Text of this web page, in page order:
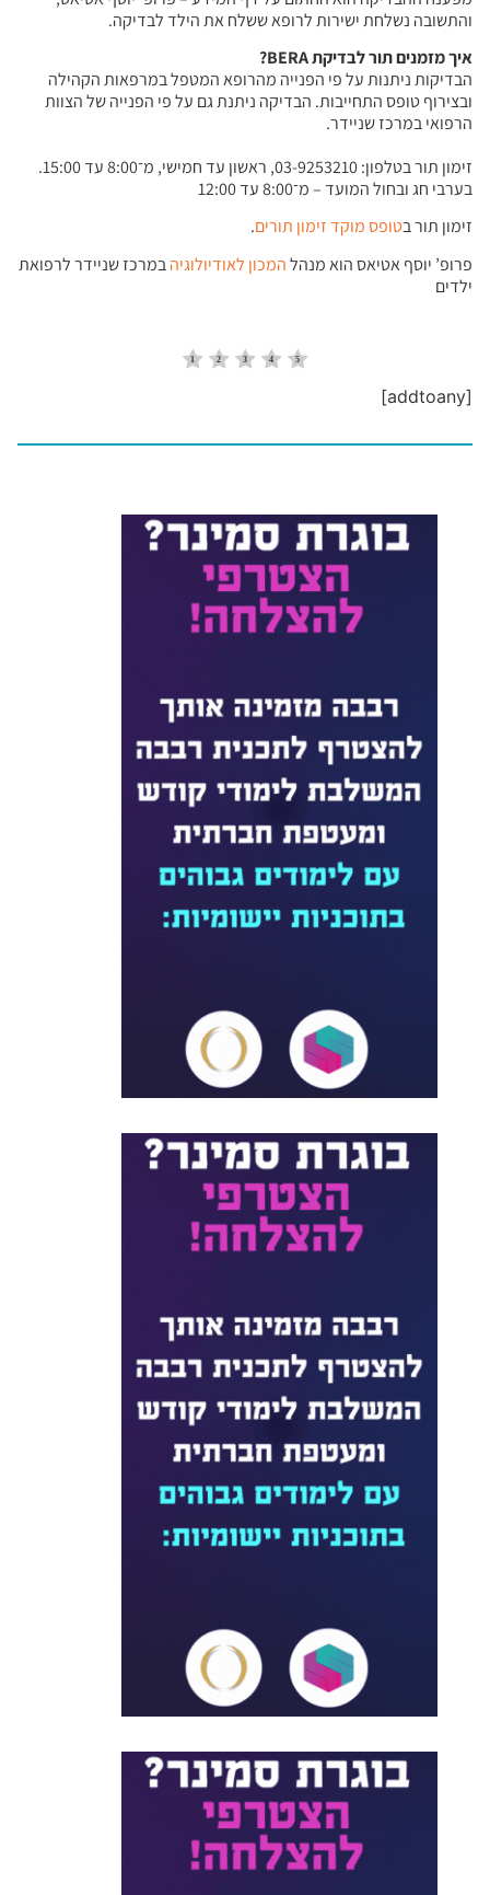
והתשובה נשלחת ישירות לרופא ששלח את הילד לבדיקה.
איך מזמנים תור לבדיקתBERA
?
הבדיקות ניתנות על פי הפנייה מהרופא המטפל במרפאות הקהילה
ובצירוף טופס התחייבות. הבדיקה ניתנת גם על פי הפנייה של הצוות
הרפואי במרכז שניידר.
זימון תור בטלפון: 03-9253210, ראשון עד חמישי, מ־8:00 עד 15:00.
בערבי חג ובחול המועד – מ־8:00 עד 12:00
זימון תור בטופס מוקד זימון תורים.
פרופ’ יוסף אטיאס הוא מנהלהמכון לאודיולוגיהבמרכז שניידר לרפואת
ילדים
[addtoany]